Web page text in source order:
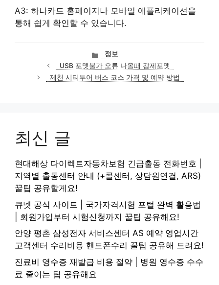
A3: 하나카드 홈페이지나 모바일 애플리케이션을
통해 쉽게 확인할 수 있습니다.
카
테
고
리
정보
USB 포맷불가 오류 나올때 강제포맷
제천 시티투어 버스 코스 가격 및 예약 방법
최신 글
현대해상 다이렉트자동차보험 긴급출동 전화번호 |
지역별 출동센터 안내 (+콜센터, 상담원연결, ARS)
꿀팁 공유할게요!
큐넷 공식 사이트 | 국가자격시험 포털 완벽 활용법
| 회원가입부터 시험신청까지 꿀팁 공유해요!
안양 평촌 삼성전자 서비스센터 AS 예약 영업시간
고객센터 수리비용 핸드폰수리 꿀팁 공유해 드려요!
진료비 영수증 재발급 비용 절약 | 병원 영수증 수수
료 줄이는 팁 공유해요